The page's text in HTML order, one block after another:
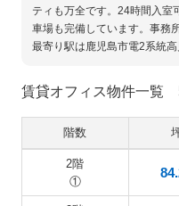
ティも万全です。24時間入室
車場も完備しています。事務
最寄り駅は鹿児島市電2系統
賃貸オフィス物件一覧
階数
2階
①